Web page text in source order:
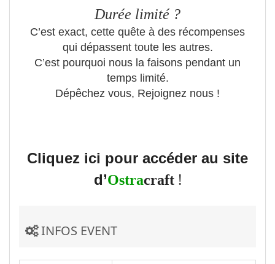
Durée limité ?
C’est exact, cette quête à des récompenses
qui dépassent toute les autres.
C’est pourquoi nous la faisons pendant un
temps limité.
Dépêchez vous, Rejoignez nous !
Cliquez ici pour accéder au site
d’Ostracraft!
INFOS EVENT